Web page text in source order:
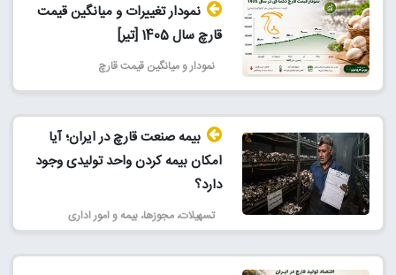
نمودار تغییرات و میانگین قیمت
قارچ سال 1405 [تیر]
نمودار و میانگین قیمت قارچ
بیمه صنعت قارچ در ایران؛ آیا
امکان بیمه کردن واحد تولیدی وجود
دارد؟
تسهیلات، مجوزها، بیمه و امور اداری